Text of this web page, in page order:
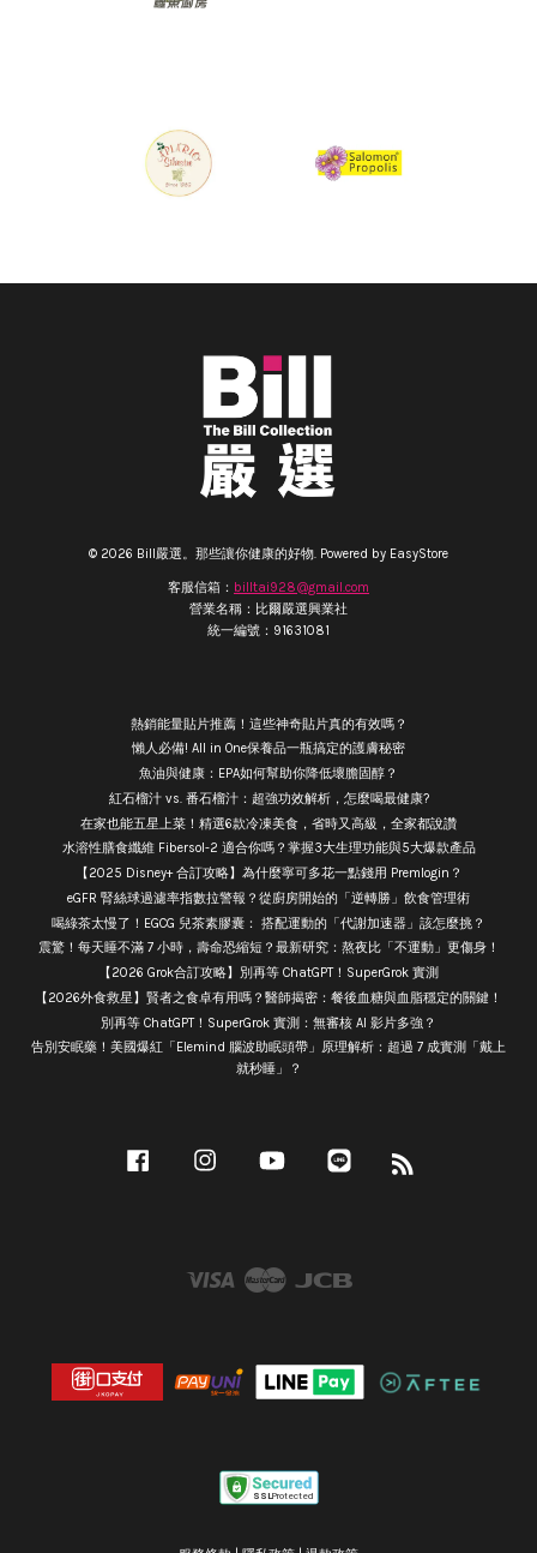
© 2026 Bill嚴選。那些讓你健康的好物. Powered by EasyStore
客服信箱： billtai928@gmail.com
營業名稱：比爾嚴選興業社
統一編號：91631081
熱銷能量貼片推薦！這些神奇貼片真的有效嗎？
懶人必備! All in One保養品一瓶搞定的護膚秘密
魚油與健康：EPA如何幫助你降低壞膽固醇？
紅石榴汁 vs. 番石榴汁：超強功效解析，怎麼喝最健康?
在家也能五星上菜！精選6款冷凍美食，省時又高級，全家都說讚
水溶性膳食纖維 Fibersol-2 適合你嗎？掌握3大生理功能與5大爆款產品
【2025 Disney+ 合訂攻略】為什麼寧可多花一點錢用 Premlogin？
eGFR 腎絲球過濾率指數拉警報？從廚房開始的「逆轉勝」飲食管理術
喝綠茶太慢了！EGCG 兒茶素膠囊： 搭配運動的「代謝加速器」該怎麼挑？
震驚！每天睡不滿 7 小時，壽命恐縮短？最新研究：熬夜比「不運動」更傷身！
【2026 Grok合訂攻略】別再等 ChatGPT！SuperGrok 實測
【2026外食救星】賢者之食卓有用嗎？醫師揭密：餐後血糖與血脂穩定的關鍵！
別再等 ChatGPT！SuperGrok 實測：無審核 AI 影片多強？
告別安眠藥！美國爆紅「Elemind 腦波助眠頭帶」原理解析：超過 7 成實測「戴上
就秒睡」？
Facebook Instagram YouTube
Visa Master